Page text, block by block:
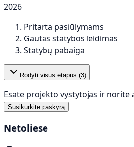
2026
Pritarta pasiūlymams
Gautas statybos leidimas
Statybų pabaiga
Rodyti visus etapus (3)
Esate projekto vystytojas ir norite
Susikurkite paskyrą
Netoliese